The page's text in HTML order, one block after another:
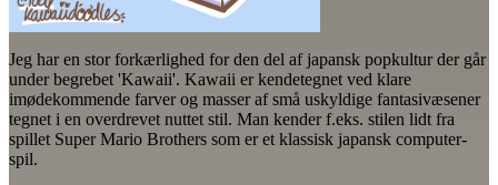
Jeg har en stor forkærlighed for den del af japansk popkultur der går
under begrebet 'Kawaii'. Kawaii er kendetegnet ved klare
imødekommende farver og masser af små uskyldige fantasivæsener
tegnet i en overdrevet nuttet stil. Man kender f.eks. stilen lidt fra
spillet Super Mario Brothers som er et klassisk japansk computer-
spil.